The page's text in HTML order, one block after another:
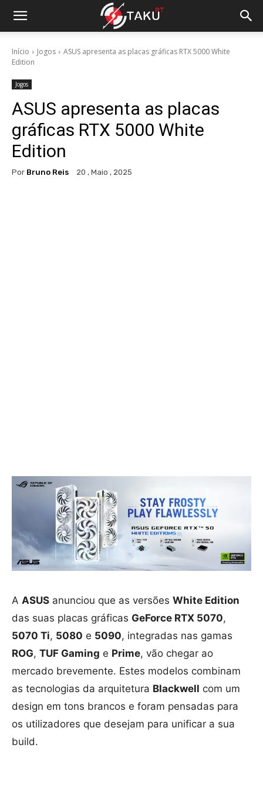
Início Jogos
ASUS apresenta as placas gráficas RTX 5000 White
Edition
Jogos
ASUS apresenta as placas
gráficas RTX 5000 White
Edition
Por Bruno Reis 20 , Maio , 2025
A ASUS anunciou que as versões White Edition
das suas placas gráficas GeForce RTX 5070,
5070 Ti, 5080 e 5090, integradas nas gamas
ROG, TUF Gaming e Prime, vão chegar ao
mercado brevemente. Estes modelos combinam
as tecnologias da arquitetura Blackwell com um
design em tons brancos e foram pensadas para
os utilizadores que desejam para unificar a sua
build.